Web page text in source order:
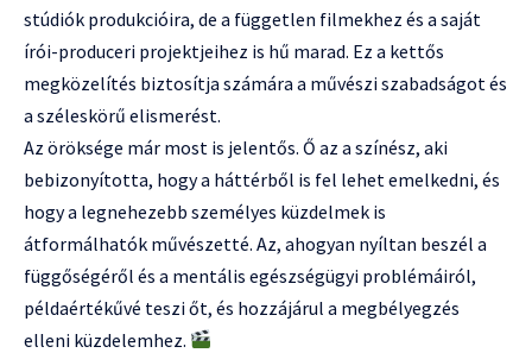
stúdiók produkcióira, de a független filmekhez és a saját
írói-produceri projektjeihez is hű marad. Ez a kettős
megközelítés biztosítja számára a művészi szabadságot és
a széleskörű elismerést.
Az öröksége már most is jelentős. Ő az a színész, aki
bebizonyította, hogy a háttérből is fel lehet emelkedni, és
hogy a legnehezebb személyes küzdelmek is
átformálhatók művészetté. Az, ahogyan nyíltan beszél a
függőségéről és a mentális egészségügyi problémáiról,
példaértékűvé teszi őt, és hozzájárul a megbélyegzés
elleni küzdelemhez.